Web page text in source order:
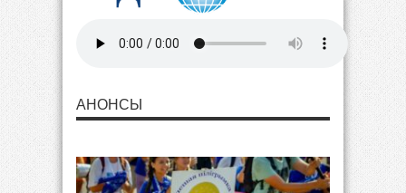
АНОНСЫ